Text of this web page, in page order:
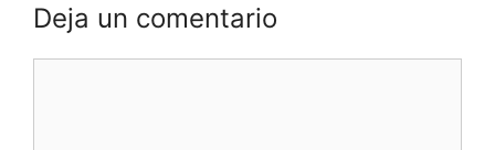
Deja un comentario